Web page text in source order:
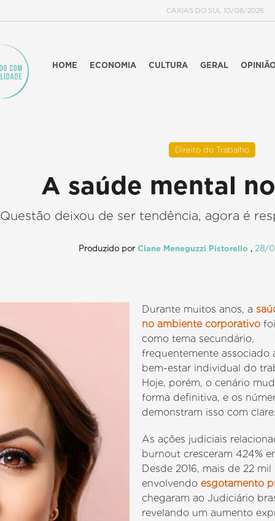
CAXIAS DO SUL 10/08/2026
HOME ECONOMIA CULTURA GERAL
Direito do Trabalho
A saúde mental
Questão deixou de ser tendência, agora é
Produzido por Ciane Meneguzzi Pistorello , 28/
Durante muitos anos, a
no ambiente corporativo
como tema secundário,
frequentemente associado
bem-estar individual do
Hoje, porém, o cenário
forma definitiva, e os
demonstram isso com
As ações judiciais
burnout cresceram 424%
Desde 2016, mais de 22 mil
envolvendo esgotamento
chegaram ao Judiciário
revelando um aumento